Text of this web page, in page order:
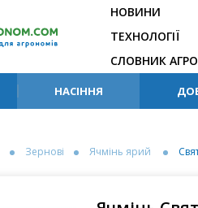
НОВИНИ
ТЕХНОЛОГІЇ
СЛОВНИК
НАСІННЯ
Зернові Ячмінь ярий